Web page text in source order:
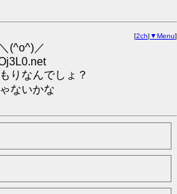
[2ch| ▼Menu]
(^o^)／
りなんでしょ？
ないかな